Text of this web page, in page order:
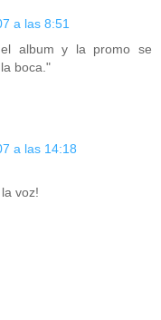
a las 8:51
album y la promo se
boca."
a las 14:18
voz!